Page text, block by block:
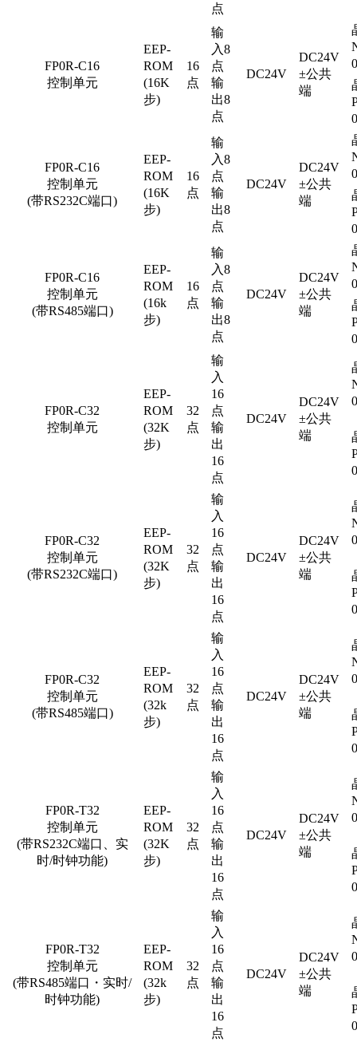
点
FP0R-C16
控制单元
EEP-
ROM
(16K
步)
16
点
输
入8
点
输
出8
点
DC24V
DC24V
±公共
端
FP0R-C16
控制单元
(带RS232C端口)
EEP-
ROM
(16K
步)
16
点
输
入8
点
输
出8
点
DC24V
DC24V
±公共
端
FP0R-C16
控制单元
(带RS485端口)
EEP-
ROM
(16k
步)
16
点
输
入8
点
输
出8
点
DC24V
DC24V
±公共
端
FP0R-C32
控制单元
EEP-
ROM
(32K
步)
32
点
输
入
16
点
输
出
16
点
DC24V
DC24V
±公共
端
FP0R-C32
控制单元
(带RS232C端口)
EEP-
ROM
(32K
步)
32
点
输
入
16
点
输
出
16
点
DC24V
DC24V
±公共
端
FP0R-C32
控制单元
(带RS485端口)
EEP-
ROM
(32k
步)
32
点
输
入
16
点
输
出
16
点
DC24V
DC24V
±公共
端
FP0R-T32
控制单元
(带RS232C端口、实
时/时钟功能)
EEP-
ROM
(32K
步)
32
点
输
入
16
点
输
出
16
点
DC24V
DC24V
±公共
端
FP0R-T32
控制单元
(带RS485端口・实时/
时钟功能)
EEP-
ROM
(32k
步)
32
点
输
入
16
点
输
出
16
点
DC24V
DC24V
±公共
端